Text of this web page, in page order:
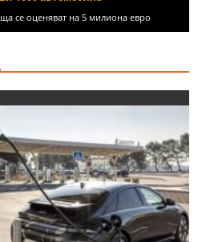
се оценяват на 5 милиона евро